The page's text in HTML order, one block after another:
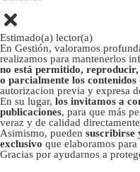
Estimado(a) lector(a)
En Gestión, valoramos
realizamos para mantenerlos
no está permitido,
o parcialmente los contenidos
autorizacion previa y expresa
En su lugar, los invitamos a
publicaciones, para que más
veraz y de calidad
Asimismo, pueden suscribirse
exclusivo que elaboramos para
Gracias por ayudarnos a